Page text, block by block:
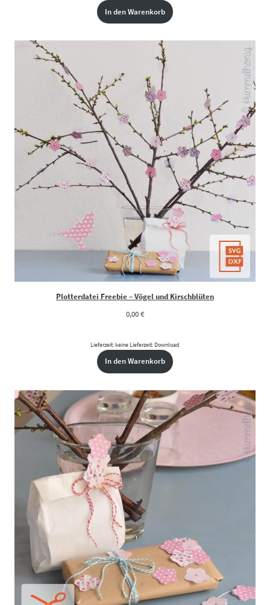
In den Warenkorb
Plotterdatei Freebie – Vögel und Kirschblüten
0,00€
Lieferzeit: keine Lieferzeit: Download
In den Warenkorb